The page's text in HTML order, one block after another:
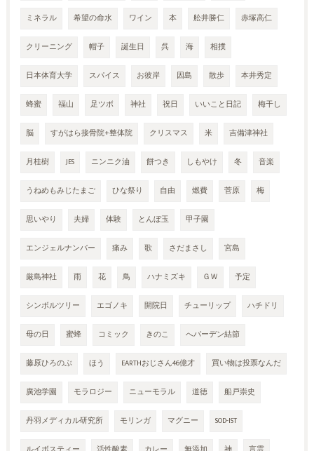
ミネラル 希望の命水 ワイン 本 舩井勝仁 赤塚高仁
クリーニング 帽子 誕生日 呉 海 相撲
日本体育大学 スパイス お彼岸 因島 散歩 本井秀定
蜂蜜 福山 足ツボ 神社 祝日 いいこと日記 梅干し
脳 すがはら接骨院+整体院 クリスマス 米 吉備津神社
月桂樹 JES ニンニク油 餅つき しもやけ 冬 音楽
うねめもみじたまご ひな祭り 自由 燃費 菅原 梅
思いやり 夫婦 体験 とんぼ玉 甲子園
エンジェルナンバー 痛み 歌 さだまさし 宮島
厳島神社 雨 花 鳥 ハナミズキ ＧＷ 予定
シンボルツリー エゴノキ 開院日 チューリップ ハチドリ
母の日 蜜蜂 コミック きのこ へバーデン結節
藤原ひろのぶ ほう EARTHおじさん46億才 買い物は投票なんだ
廣池学園 モラロジー ニューモラル 道徳 船戸崇史
丹羽メディカル研究所 モリンガ マグニー SOD-IST